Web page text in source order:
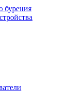
бурения